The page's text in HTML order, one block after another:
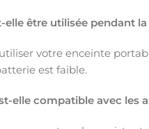
elle être utilisée pendant
votre enceinte
est faible.
elle compatible avec les